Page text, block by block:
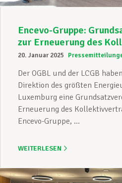
Encevo-Gruppe:
zur Erneuerung des
20. Januar 2025
Der OGBL und der LCGB
Direktion des größten
Luxemburg eine
Erneuerung des
Encevo-Gruppe, ...
WEITERLESEN